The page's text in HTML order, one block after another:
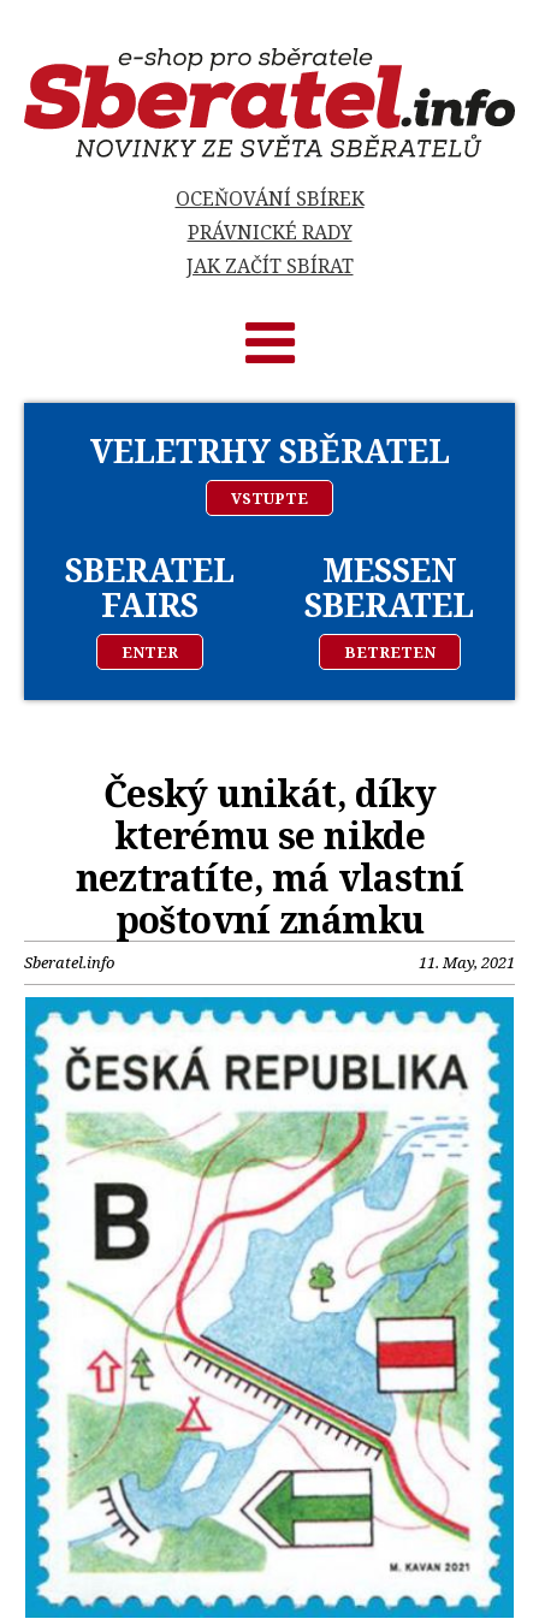
OCEŇOVÁNÍ SBÍREK
PRÁVNICKÉ RADY
JAK ZAČÍT SBÍRAT
VELETRHY SBĚRATEL
VSTUPTE
SBERATEL
FAIRS
ENTER
MESSEN
SBERATEL
BETRETEN
Český unikát, díky
kterému se nikde
neztratíte, má vlastní
poštovní známku
Sberatel.info 11. May, 2021